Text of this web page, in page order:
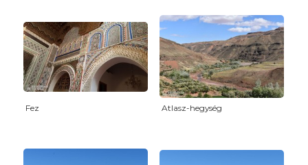
Fez Atlasz-hegység